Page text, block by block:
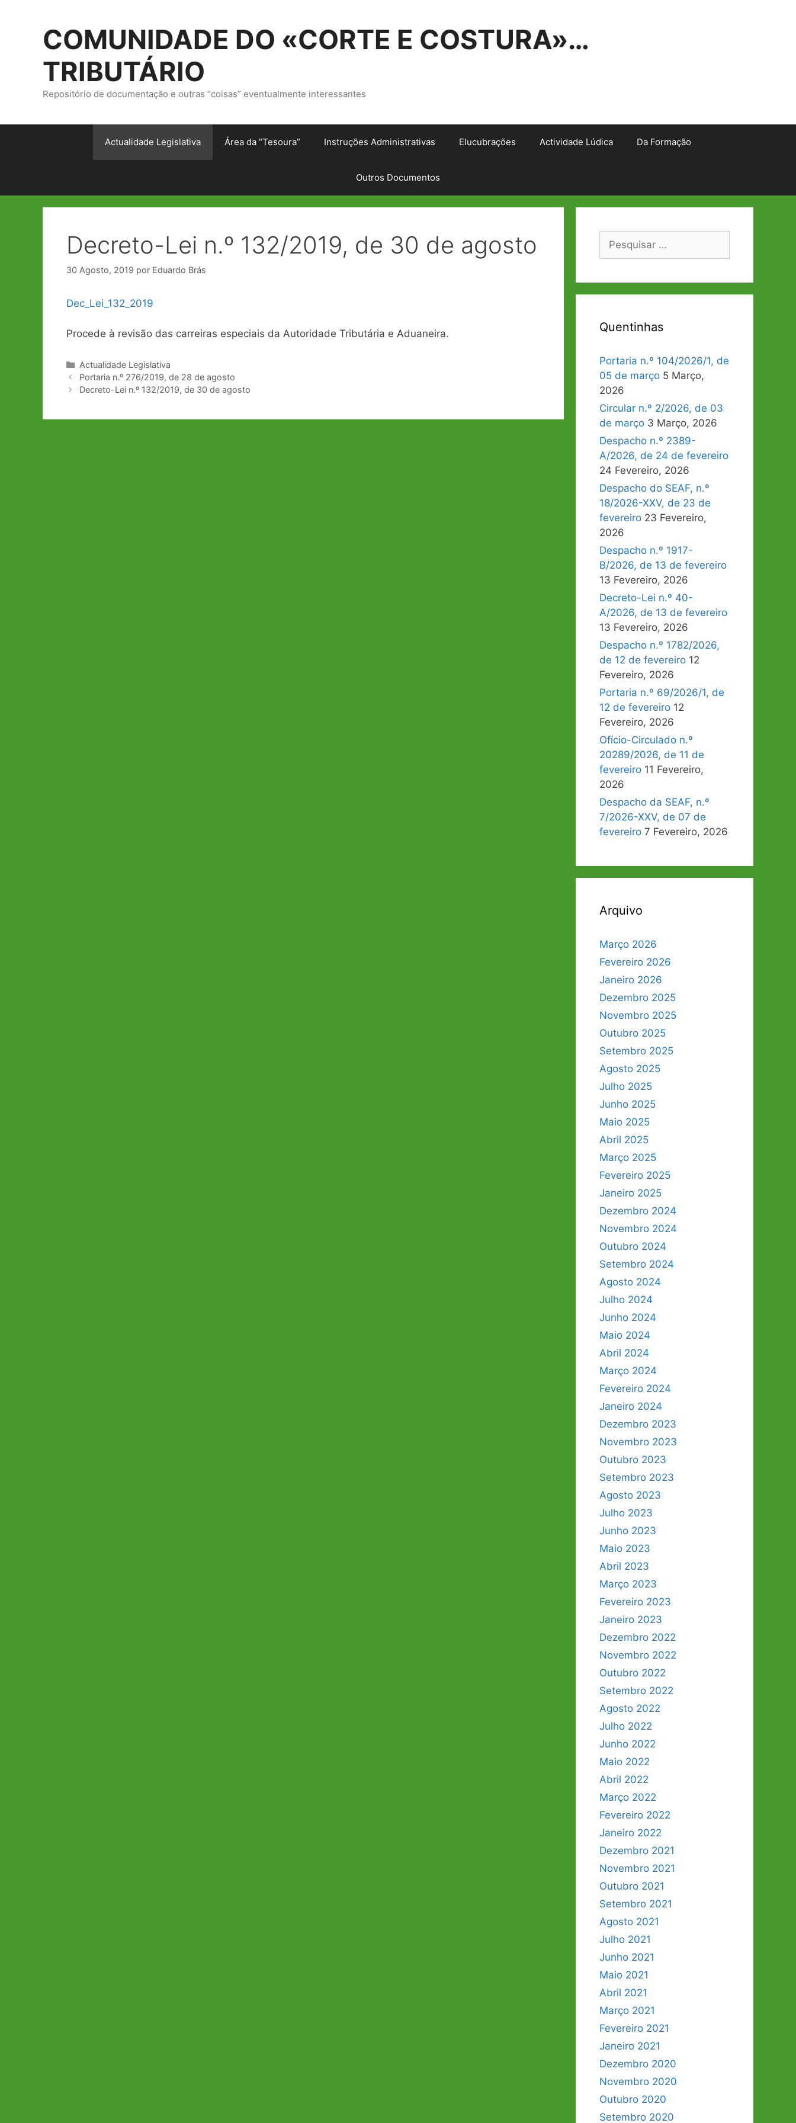
COMUNIDADE DO «CORTE E COSTURA»…
TRIBUTÁRIO
Repositório de documentação e outras “coisas” eventualmente interessantes
Actualidade Legislativa Área da “Tesoura” Instruções Administrativas Elucubrações Actividade Lúdica Da Formação
Outros Documentos
Decreto-Lei n.º 132/2019, de 30 de agosto
30 Agosto, 2019 por Eduardo Brás
Dec_Lei_132_2019
Procede à revisão das carreiras especiais da Autoridade Tributária e Aduaneira.
Categorias
Actualidade Legislativa
Navegação
de
Portaria n.º 276/2019, de 28 de agosto
Decreto-Lei n.º 132/2019, de 30 de agosto
Pesquisar
Quentinhas
Portaria n.º 104/2026/1, de
05 de março 5 Março,
2026
Circular n.º 2/2026, de 03
de março 3 Março, 2026
Despacho n.º 2389-
A/2026, de 24 de fevereiro
24 Fevereiro, 2026
Despacho do SEAF, n.º
18/2026-XXV, de 23 de
fevereiro 23 Fevereiro,
2026
Despacho n.º 1917-
B/2026, de 13 de fevereiro
13 Fevereiro, 2026
Decreto-Lei n.º 40-
A/2026, de 13 de fevereiro
13 Fevereiro, 2026
Despacho n.º 1782/2026,
de 12 de fevereiro 12
Fevereiro, 2026
Portaria n.º 69/2026/1, de
12 de fevereiro 12
Fevereiro, 2026
Ofício-Circulado n.º
20289/2026, de 11 de
fevereiro 11 Fevereiro,
2026
Despacho da SEAF, n.º
7/2026-XXV, de 07 de
fevereiro 7 Fevereiro, 2026
Arquivo
Março 2026
Fevereiro 2026
Janeiro 2026
Dezembro 2025
Novembro 2025
Outubro 2025
Setembro 2025
Agosto 2025
Julho 2025
Junho 2025
Maio 2025
Abril 2025
Março 2025
Fevereiro 2025
Janeiro 2025
Dezembro 2024
Novembro 2024
Outubro 2024
Setembro 2024
Agosto 2024
Julho 2024
Junho 2024
Maio 2024
Abril 2024
Março 2024
Fevereiro 2024
Janeiro 2024
Dezembro 2023
Novembro 2023
Outubro 2023
Setembro 2023
Agosto 2023
Julho 2023
Junho 2023
Maio 2023
Abril 2023
Março 2023
Fevereiro 2023
Janeiro 2023
Dezembro 2022
Novembro 2022
Outubro 2022
Setembro 2022
Agosto 2022
Julho 2022
Junho 2022
Maio 2022
Abril 2022
Março 2022
Fevereiro 2022
Janeiro 2022
Dezembro 2021
Novembro 2021
Outubro 2021
Setembro 2021
Agosto 2021
Julho 2021
Junho 2021
Maio 2021
Abril 2021
Março 2021
Fevereiro 2021
Janeiro 2021
Dezembro 2020
Novembro 2020
Outubro 2020
Setembro 2020